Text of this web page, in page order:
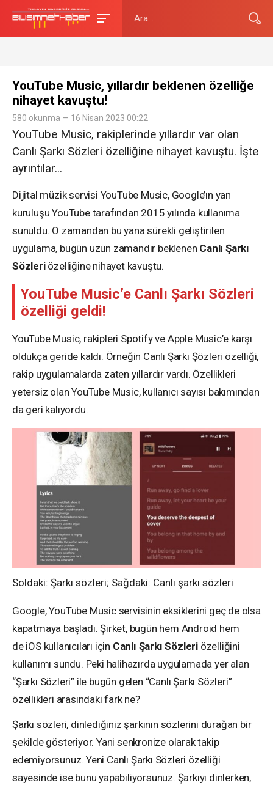
YouTube Music, yıllardır beklenen özelliğe
nihayet kavuştu!
580 okunma — 16 Nisan 2023 00:22
YouTube Music, rakiplerinde yıllardır var olan
Canlı Şarkı Sözleri özelliğine nihayet kavuştu. İşte
ayrıntılar...
Dijital müzik servisi YouTube Music, Google’ın yan
kuruluşu YouTube tarafından 2015 yılında kullanıma
sunuldu. O zamandan bu yana sürekli geliştirilen
uygulama, bugün uzun zamandır beklenen Canlı Şarkı
Sözleriözelliğine nihayet kavuştu.
YouTube Music’e Canlı Şarkı Sözleri
özelliği geldi!
YouTube Music, rakipleri Spotify ve Apple Music’e karşı
oldukça geride kaldı. Örneğin Canlı Şarkı Şözleri özelliği,
rakip uygulamalarda zaten yıllardır vardı. Özellikleri
yetersiz olan YouTube Music, kullanıcı sayısı bakımından
da geri kalıyordu.
Soldaki: Şarkı sözleri; Sağdaki: Canlı şarkı sözleri
Google, YouTube Music servisinin eksiklerini geç de olsa
kapatmaya başladı. Şirket, bugün hem Android hem
de iOS kullanıcıları için Canlı Şarkı Sözleri özelliğini
kullanımı sundu. Peki halihazırda uygulamada yer alan
“Şarkı Sözleri” ile bugün gelen “Canlı Şarkı Sözleri”
özellikleri arasındaki fark ne?
Şarkı sözleri, dinlediğiniz şarkının sözlerini durağan bir
şekilde gösteriyor. Yani senkronize olarak takip
edemiyorsunuz. Yeni Canlı Şarkı Sözleri özelliği
sayesinde ise bunu yapabiliyorsunuz. Şarkıyı dinlerken,